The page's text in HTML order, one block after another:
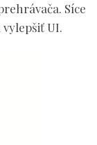
Síce
UI.